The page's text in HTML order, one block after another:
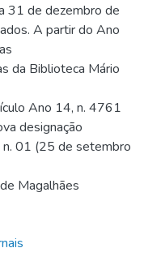
31 de dezembro de
A partir do Ano
da Biblioteca Mário
Ano 14, n. 4761
designação
n. 01 (25 de setembro
Magalhães